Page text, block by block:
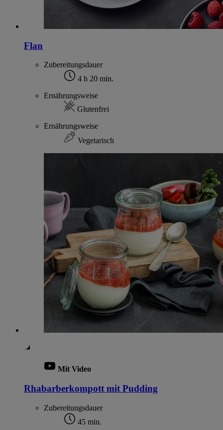
Flan
Zubereitungsdauer
4 h 20 min.
Ernährungsweise
Glutenfrei
Ernährungsweise
Vegetarisch
Mit Video
Rhabarberkompott mit Pudding
Zubereitungsdauer
45 min.